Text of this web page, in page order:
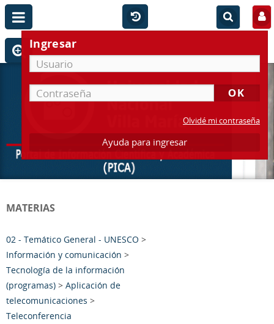
Ingresar
Olvidé mi contraseña
Ayuda para ingresar
MATERIAS
02 - Temático General - UNESCO >
Información y comunicación >
Tecnología de la información
(programas) > Aplicación de
telecomunicaciones >
Teleconferencia